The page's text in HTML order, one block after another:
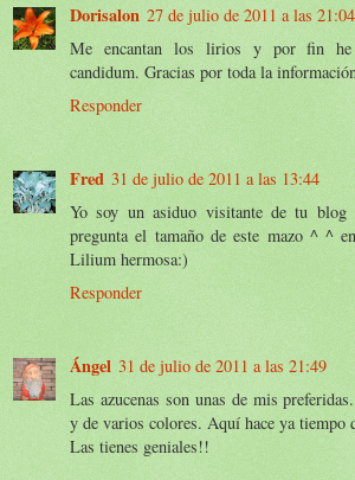
Dorisalon 27 de julio de 2011 a las 21:04
Me encantan los lirios y por fin he
candidum. Gracias por toda la
Responder
Fred 31 de julio de 2011 a las 13:44
Yo soy un asiduo visitante de tu
pregunta el tamaño de este mazo ^ ^
Lilium hermosa:)
Responder
Ángel 31 de julio de 2011 a las 21:49
Las azucenas son unas de mis
y de varios colores. Aquí hace ya tiempo
Las tienes geniales!!